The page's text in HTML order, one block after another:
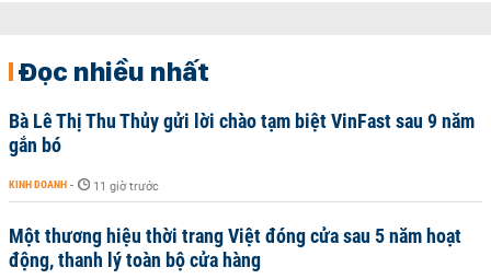
Đọc nhiều nhất
Bà Lê Thị Thu Thủy gửi lời chào tạm biệt VinFast sau 9 năm
gắn bó
KINH DOANH - 11 giờ trước
Một thương hiệu thời trang Việt đóng cửa sau 5 năm hoạt
động, thanh lý toàn bộ cửa hàng